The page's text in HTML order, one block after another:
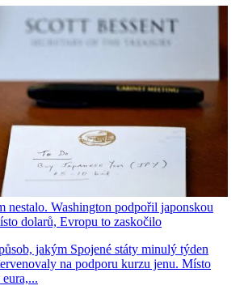
nestalo. Washington podpořil japonskou
dolarů, Evropu to zaskočilo
jakým Spojené státy minulý týden
na podporu kurzu jenu. Místo